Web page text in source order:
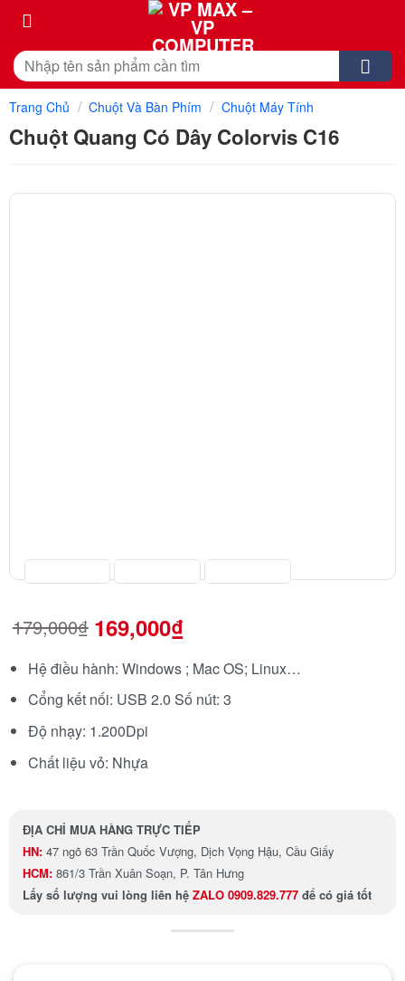
Skip
content
Tìm
kiếm:
Trang Chủ / Chuột Và Bàn Phím / Chuột Máy Tính
Chuột Quang Có Dây Colorvis C16
179,000₫ 169,000₫
Hệ điều hành: Windows ; Mac OS; Linux…
Cổng kết nối: USB 2.0 Số nút: 3
Độ nhạy: 1.200Dpi
Chất liệu vỏ: Nhựa
ĐỊA CHỈ MUA HÀNG TRỰC TIẾP
HN:47 ngõ 63 Trần Quốc Vượng, Dịch Vọng Hậu, Cầu Giấy
HCM: 861/3 Trần Xuân Soạn, P. Tân Hưng
Lấy số lượng vui lòng liên hệ ZALO 0909.829.777để có giá tốt